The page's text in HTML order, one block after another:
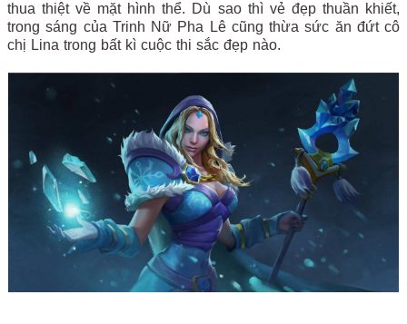
thua thiệt về mặt hình thể. Dù sao thì vẻ đẹp thuần khiết,
trong sáng của Trinh Nữ Pha Lê cũng thừa sức ăn đứt cô
chị Lina trong bất kì cuộc thi sắc đẹp nào.